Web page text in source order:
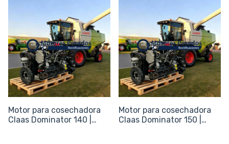
Motor para cosechadora
Claas Dominator 140 |
Motor para cosechadora
Claas Dominator 150 |